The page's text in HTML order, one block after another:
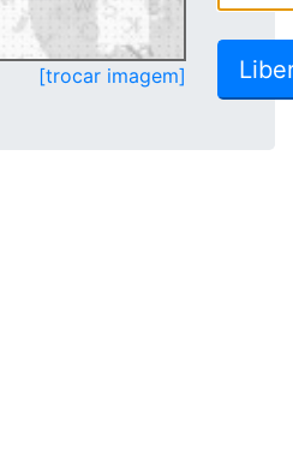
[trocar imagem]